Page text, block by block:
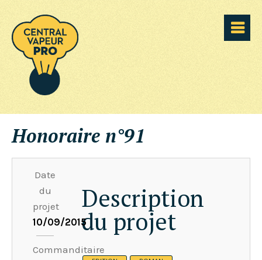
Honoraire n°91
Date
du
projet
10/09/2015
Commanditaire
Description
du projet